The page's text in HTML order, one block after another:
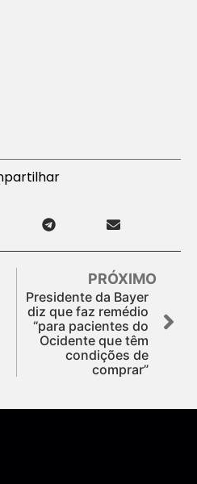
PRÓXIMO
Presidente da Bayer
diz que faz remédio
“para pacientes do
Ocidente que têm
condições de
comprar”